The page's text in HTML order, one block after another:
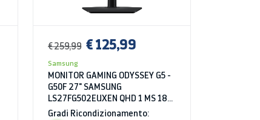
€ 259,99 € 125,99
Samsung
MONITOR GAMING ODYSSEY G5 -
G50F 27" SAMSUNG
LS27FG502EUXEN QHD 1 MS 180
HZ HDR
Gradi Ricondizionamento: